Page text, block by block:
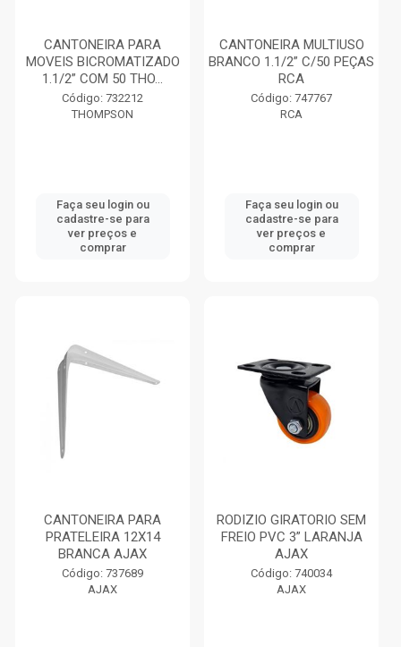
CANTONEIRA PARA
MOVEIS BICROMATIZADO
1.1/2” COM 50 THO...
Código: 732212
THOMPSON
Faça seu login ou
cadastre-se para
ver preços e
comprar
CANTONEIRA MULTIUSO
BRANCO 1.1/2” C/50 PEÇAS
RCA
Código: 747767
RCA
Faça seu login ou
cadastre-se para
ver preços e
comprar
CANTONEIRA PARA
PRATELEIRA 12X14
BRANCA AJAX
Código: 737689
AJAX
RODIZIO GIRATORIO SEM
FREIO PVC 3” LARANJA
AJAX
Código: 740034
AJAX